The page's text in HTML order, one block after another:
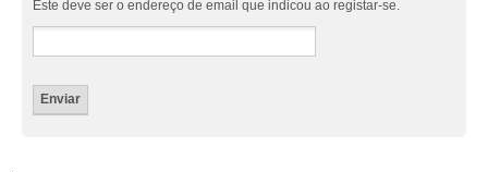
Este deve ser o endereço de email que indicou ao registar-se.